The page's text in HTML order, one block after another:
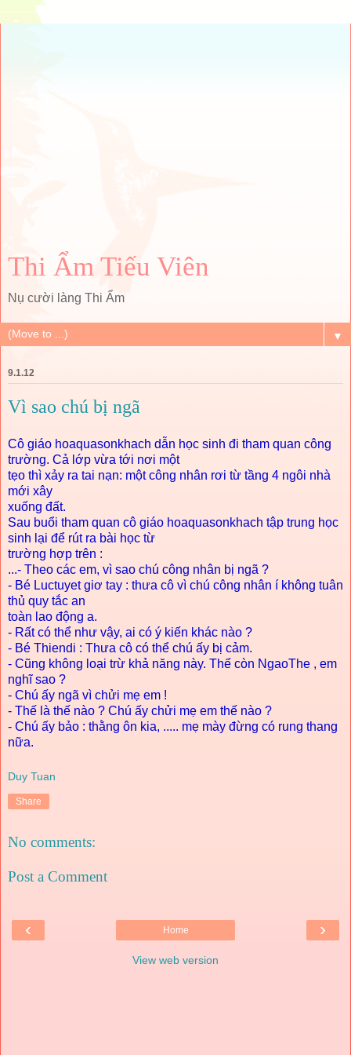
Thi Ẩm Tiếu Viên
Nụ cười làng Thi Ẩm
▼
9.1.12
Vì sao chú bị ngã
Cô giáo hoaquasonkhach dẫn học sinh đi tham quan công
trường. Cả lớp vừa tới nơi một
tẹo thì xảy ra tai nạn: một công nhân rơi từ tầng 4 ngôi nhà
mới xây
xuống đất.
Sau buổi tham quan cô giáo hoaquasonkhach tập trung học
sinh lại để rút ra bài học từ
trường hợp trên :
...- Theo các em, vì sao chú công nhân bị ngã ?
- Bé Luctuyet giơ tay : thưa cô vì chú công nhân í không tuân
thủ quy tắc an
toàn lao động a.
- Rất có thể như vậy, ai có ý kiến khác nào ?
- Bé Thiendi : Thưa cô có thể chú ấy bị cảm.
- Cũng không loại trừ khả năng này. Thế còn NgaoThe , em
nghĩ sao ?
- Chú ấy ngã vì chửi mẹ em !
- Thế là thế nào ? Chú ấy chửi mẹ em thế nào ?
- Chú ấy bảo : thằng ôn kia, ..... mẹ mày đừng có rung thang
nữa.
Duy Tuan
Share
No comments:
Post a Comment
‹ ›
Home
View web version